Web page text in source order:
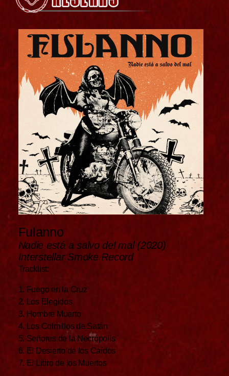
Fulanno
Nadie está a salvo del mal (2020)
Interstellar Smoke Record
Tracklist:
1. Fuego en la Cruz
2. Los Elegidos
3. Hombre Muerto
4. Los Colmillos de Satán
5. Señores de la Necrópolis
6. El Desierto de los Caídos
7. El Libro de los Muertos